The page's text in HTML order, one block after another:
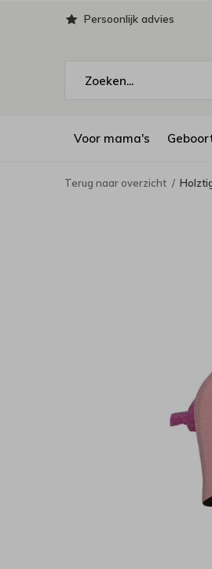
Voor mama's
Persoonlijk advies
Terug naar overzicht